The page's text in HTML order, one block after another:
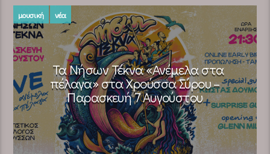
μουσική νέα
Τα Νήσων Τέκνα «Ανέμελα στα
πέλαγα» στα Χρούσσα Σύρου –
Παρασκευή 7 Αυγούστου